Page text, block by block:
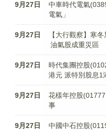
9月27日
中車時代電氣
電氣」
9月27日
【大行觀察】寒
油氣股成重災區
9月27日
時代集團控股
港元 派特別股息1
9月27日
花樣年控股
事
9月27日
中國中石控股